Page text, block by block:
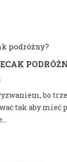
bo
tak aby mieć